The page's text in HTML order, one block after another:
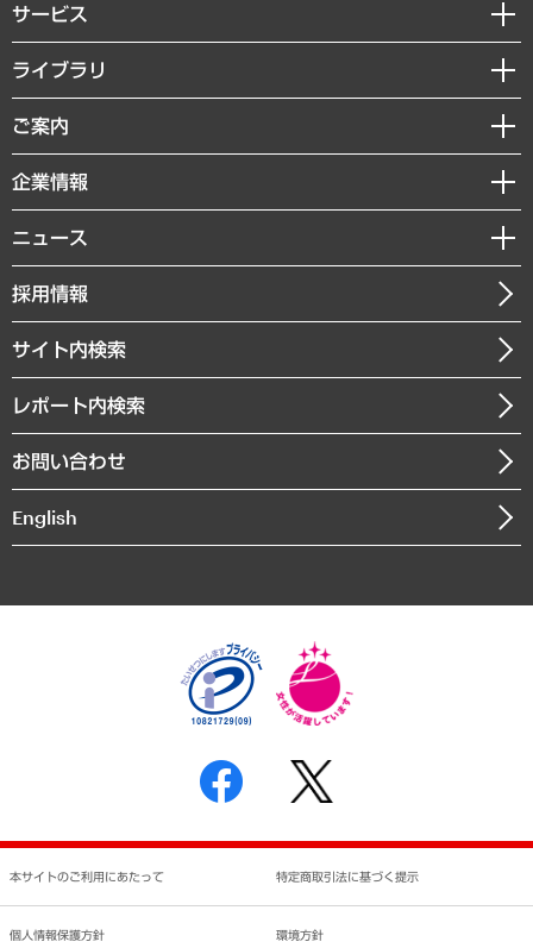
サービス
経営戦略
組織・人事戦略
デジタルイノベーション
共生・ダイバーシティ
GRC（ガバナンス・リスク・コンプライアンス）・防災（政策）
経済・産業・雇用・労働
まちづくり・観光・交通・スポーツ・スマートシティ
自然資源・農林水産業・食料システム
ライブラリ
経済調査
レポート
コラム
経営用語集
受託・受注実績（官公庁関連）
メディア掲載・出演
ご案内
セミナー・イベント情報
MUFGビジネスセミナー
受託案件情報
企業情報
私たちの想い
社長メッセージ
会社概要
沿革
組織図・本部部室紹介
インドネシア現地法人
個人情報保護方針
反社会的勢力に対する基本方針
書面による個人情報の開示等の請求の手続きについて
ニュース
ニュースリリース
お知らせ
採用情報
サイト内検索
レポート内検索
お問い合わせ
English
本サイトのご利用にあたって 特定商取引法に基づく提示
個人情報保護方針 環境方針